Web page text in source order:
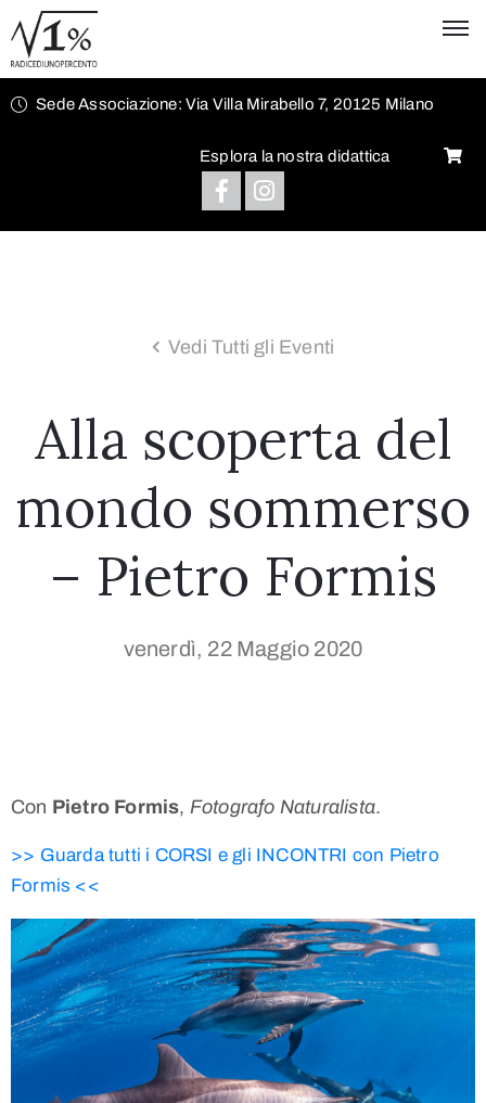
Sede Associazione: Via Villa Mirabello 7, 20125 Milano
Esplora la nostra didattica
Vedi Tutti gli Eventi
Alla scoperta del
mondo sommerso
– Pietro Formis
venerdì, 22 Maggio 2020
Con Pietro Formis, Fotografo Naturalista.
>> Guarda tutti i CORSI e gli INCONTRI con Pietro
Formis <<